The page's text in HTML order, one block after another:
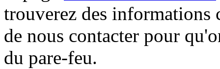
trouverez des informations
de nous contacter pour
du pare-feu.